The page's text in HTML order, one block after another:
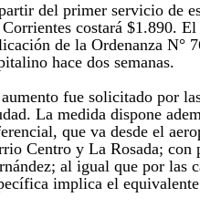
del primer servicio de
costará $1.890.
de la Ordenanza N°
hace dos semanas.
fue solicitado por
La medida dispone
que va desde el
Centro y La Rosada; con
al igual que por las
implica el